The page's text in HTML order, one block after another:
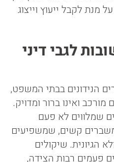
מנת לקבל ייעוץ וייצוג
לגבי דיני
הנידונים בבתי המשפט,
ואינו ברור ומדויק.
שמלווים לא פעם
קשים, שמשפיעים
הגיונית. שיקולים
פעמים רבות הצידה,